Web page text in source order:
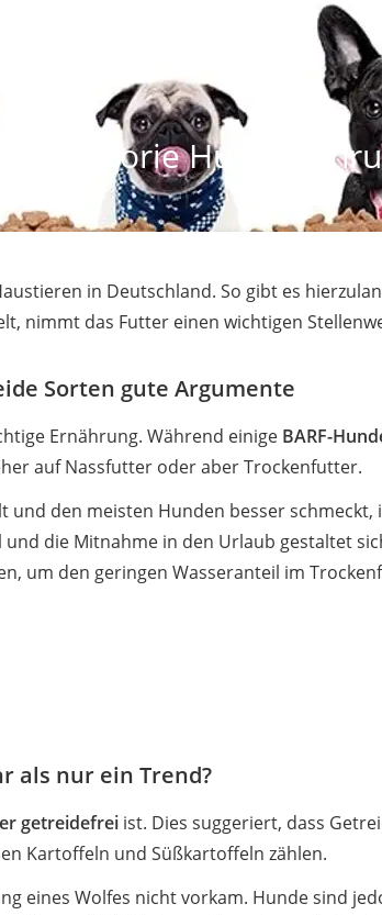
Kategorie
in Deutschland. So gibt es
nimmt das Futter einen wichtigen
Sorten gute Argumente
Ernährung. Während einige BARF-
auf Nassfutter oder aber Trockenfutter.
und den meisten Hunden besser schmeckt,
die Mitnahme in den Urlaub gestaltet
um den geringen Wasseranteil im
als nur ein Trend?
getreidefrei ist. Dies suggeriert, dass
Kartoffeln und Süßkartoffeln zählen.
eines Wolfes nicht vorkam. Hunde sind